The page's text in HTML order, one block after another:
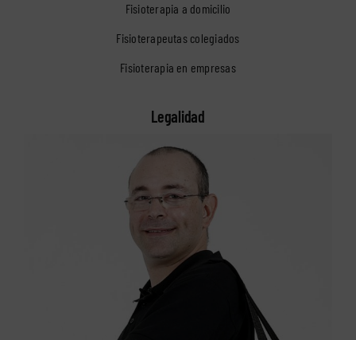
Fisioterapia a domicilio
Fisioterapeutas colegiados
Fisioterapia en empresas
Legalidad